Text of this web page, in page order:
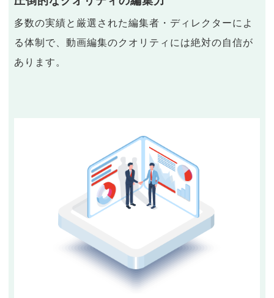
多数の実績と厳選された編集者・ディレクターによ
る体制で、動画編集のクオリティには絶対の自信が
あります。